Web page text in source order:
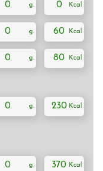
0 0
0 60
0 80
0 230
0 370